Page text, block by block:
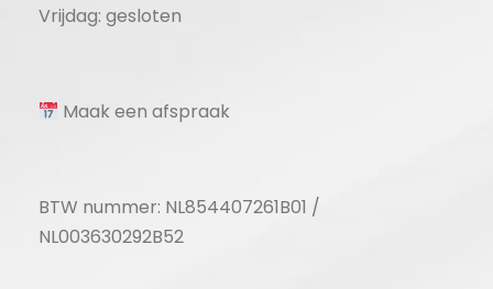
Vrijdag: gesloten
Maak een afspraak
BTW nummer: NL854407261B01 /
NL003630292B52